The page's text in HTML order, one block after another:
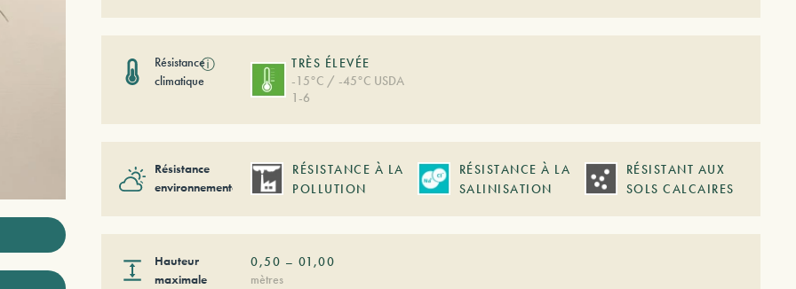
Résistance
climatique
ⓘ
TRÈS ÉLEVÉE
-15°C / -45°C USDA
1-6
Résistance
environnementale
RÉSISTANCE À LA
POLLUTION
RÉSISTANCE À LA
SALINISATION
RÉSISTANT AUX
SOLS CALCAIRES
Hauteur
maximale
0,50 – 01,00
mètres